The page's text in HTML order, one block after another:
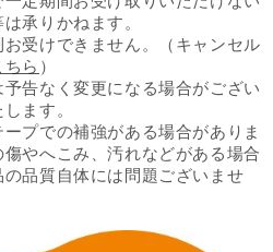
承りかねます。
受けできません。（キャンセル
ちら ）
告なく変更になる場合がござい
ます。
プでの補強がある場合がありま
やへこみ、汚れなどがある場合
品質自体には問題ございませ